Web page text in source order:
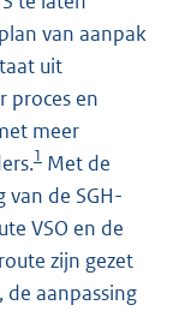
van aanpak
uit
proces en
meer
1 Met de
de SGH-
VSO en de
zijn gezet
de aanpassing